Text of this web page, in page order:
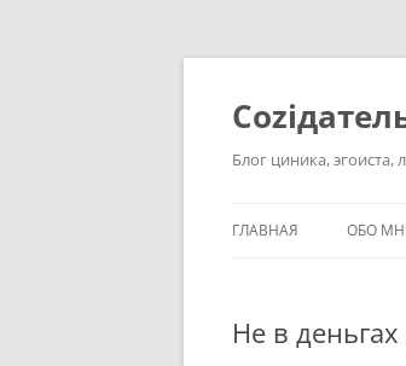
Перейти
содержимому
Блог циника, эгоиста,
ГЛАВНАЯ ОБО
Не в деньгах